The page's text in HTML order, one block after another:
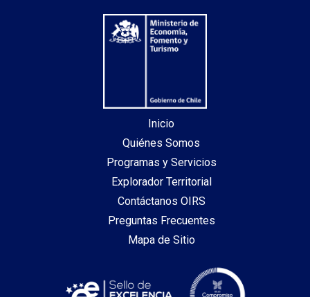
Inicio
Quiénes Somos
Programas y Servicios
Explorador Territorial
Contáctanos OIRS
Preguntas Frecuentes
Mapa de Sitio